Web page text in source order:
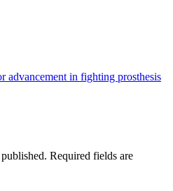
advancement in fighting prosthesis
Required fields are